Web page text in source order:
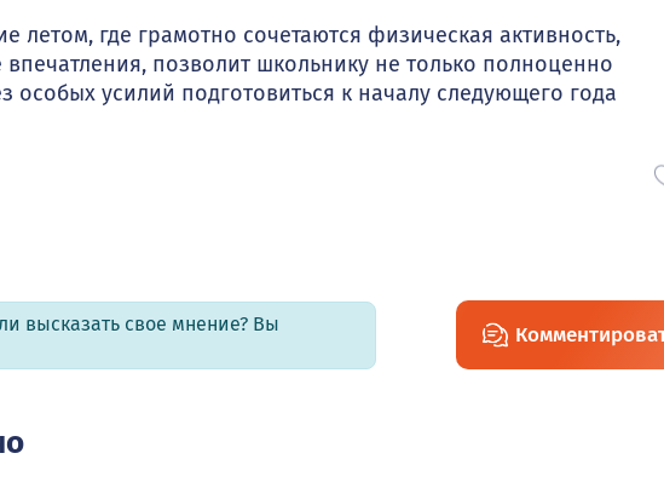
где грамотно сочетаются физическая активность,
позволит школьнику не только полноценно
особых усилий подготовиться к началу следующего года
высказать свое мнение? Вы